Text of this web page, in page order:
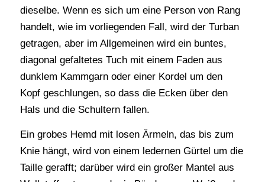
dieselbe. Wenn es sich um eine Person von Rang
handelt, wie im vorliegenden Fall, wird der Turban
getragen, aber im Allgemeinen wird ein buntes,
diagonal gefaltetes Tuch mit einem Faden aus
dunklem Kammgarn oder einer Kordel um den
Kopf geschlungen, so dass die Ecken über den
Hals und die Schultern fallen.
Ein grobes Hemd mit losen Ärmeln, das bis zum
Knie hängt, wird von einem ledernen Gürtel um die
Taille gerafft; darüber wird ein großer Mantel aus